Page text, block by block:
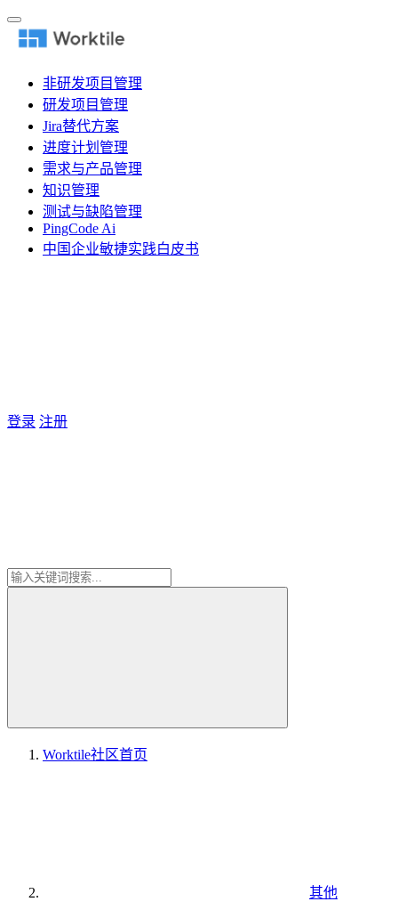
非研发项目管理
研发项目管理
Jira替代方案
进度计划管理
需求与产品管理
知识管理
测试与缺陷管理
PingCode Ai
中国企业敏捷实践白皮书
登录 注册
Worktile社区首页
其他